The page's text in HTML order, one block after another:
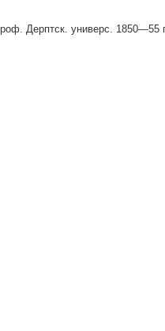
Дерптск. универс. 1850—55